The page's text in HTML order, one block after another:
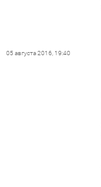
05 августа 2016, 19:40